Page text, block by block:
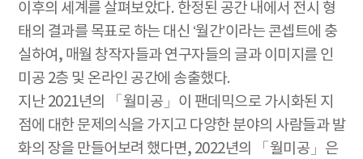
이후의 세계를 살펴보았다. 한정된 공간 내에서 전시 형
태의 결과를 목표로 하는 대신 ‘월간’이라는 콘셉트에 충
실하여, 매월 창작자들과 연구자들의 글과 이미지를 인
미공 2층 및 온라인 공간에 송출했다.
지난 2021년의 「월미공」이 팬데믹으로 가시화된 지
점에 대한 문제의식을 가지고 다양한 분야의 사람들과 발
화의 장을 만들어보려 했다면, 2022년의 「월미공」은